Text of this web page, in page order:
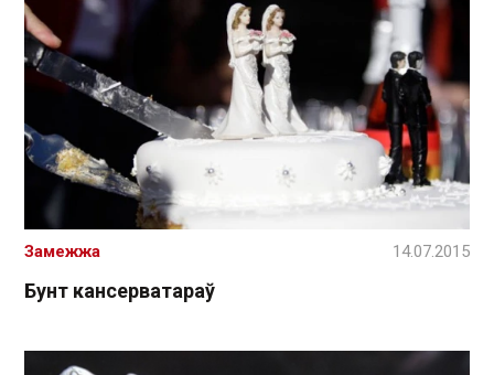
Бунт кансерватараў
Замежжа 14.07.2015